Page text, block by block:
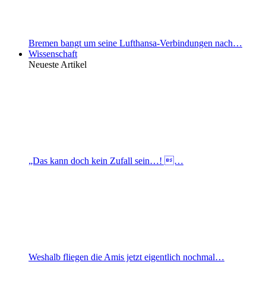
Bremen bangt um seine Lufthansa-Verbindungen nach…
Wissenschaft
Neueste Artikel
„Das kann doch kein Zufall sein…! …
Weshalb fliegen die Amis jetzt eigentlich nochmal…